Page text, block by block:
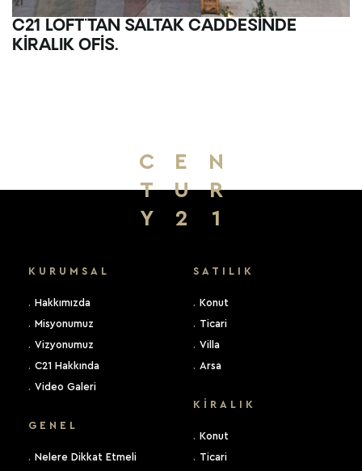
C21 LOFT'TAN SALTAK CADDESİNDE
KİRALIK OFİS.
C E
N
T
U
R
Y
2 1
KURUMSAL
. Hakkımızda
. Misyonumuz
. Vizyonumuz
. C21 Hakkında
. Video Galeri
GENEL
. Nelere Dikkat Etmeli
SATILIK
. Konut
. Ticari
. Villa
. Arsa
KIRALIK
. Konut
. Ticari